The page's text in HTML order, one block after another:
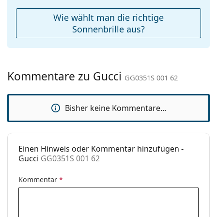
Weiteres
Damen
Verwendung:
Mode
Code:
GG0351S 001 62
Wie wählt man die richtige
Sonnenbrille aus?
Kommentare zu Gucci GG0351S 001 62
Bisher keine Kommentare...
Einen Hinweis oder Kommentar hinzufügen -
Gucci GG0351S 001 62
Kommentar *